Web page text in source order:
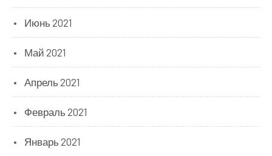
Июнь 2021
Май 2021
Апрель 2021
Февраль 2021
Январь 2021